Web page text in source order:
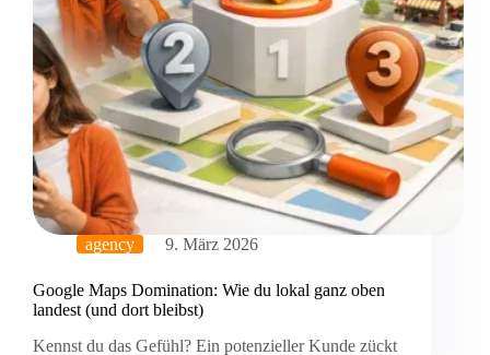
agency 9. März 2026
Google Maps Domination: Wie du lokal ganz oben
landest (und dort bleibst)
Kennst du das Gefühl? Ein potenzieller Kunde zückt